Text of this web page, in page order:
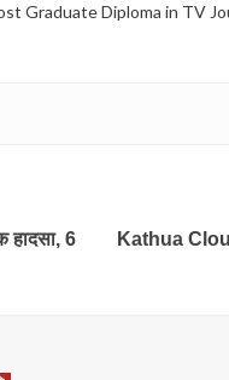
Graduate Diploma in TV
हादसा, 6
Kathua